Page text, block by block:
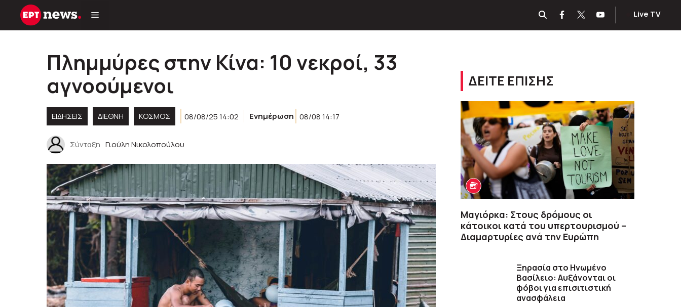
Μετάβαση
Live TV
Πλημμύρες στην Κίνα: 10 νεκροί, 33
αγνοούμενοι
ΕΙΔΗΣΕΙΣ ΔΙΕΘΝΗ ΚΌΣΜΟΣ 08/08/25 14:02 Ενημέρωση 08/08 14:17
Σύνταξη Γιούλη Νικολοπούλου
ΔΕΙΤΕ ΕΠΙΣΗΣ
Μαγιόρκα: Στους δρόμους οι
κάτοικοι κατά του υπερτουρισμού –
Διαμαρτυρίες ανά την Ευρώπη
Ξηρασία στο Ηνωμένο
Βασίλειο: Αυξάνονται οι
φόβοι για επισιτιστική
ανασφάλεια